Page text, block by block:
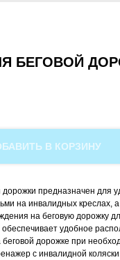
БЕГОВОЙ
В КОРЗИНУ
дорожки предназначен для
на инвалидных креслах,
на беговую дорожку
обеспечивает удобное
дорожке при
с инвалидной